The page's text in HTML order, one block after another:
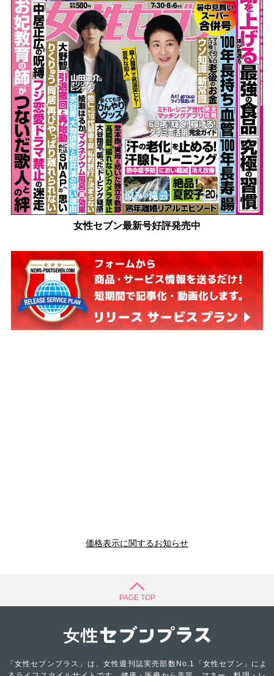
女性セブン最新号好評発売中
価格表示に関するお知らせ
PAGE TOP
「女性セブンプラス」は、女性週刊誌実売部数No.1「女性セブン」によ